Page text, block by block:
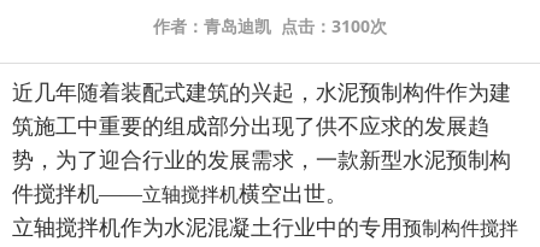
作者：青岛迪凯 点击：3100次
近几年随着装配式建筑的兴起，水泥预制构件作为建
筑施工中重要的组成部分出现了供不应求的发展趋
势，为了迎合行业的发展需求，一款新型水泥预制构
件搅拌机——立轴搅拌机横空出世。
立轴搅拌机作为水泥混凝土行业中的专用预制构件搅拌